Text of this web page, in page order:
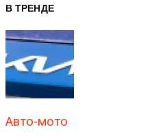
В ТРЕНДЕ
Авто-мото